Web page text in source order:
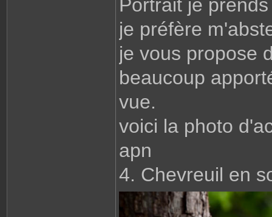
Portrait je
je préfère
je vous propose
beaucoup
vue.
voici la photo
apn
4. Chevreuil en